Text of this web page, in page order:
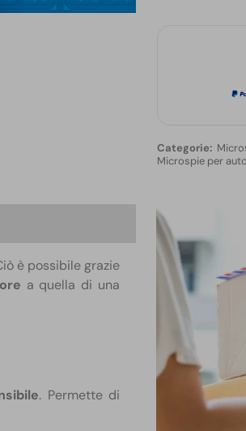
Microspie per
è possibile grazie
a quella di una
. Permette di